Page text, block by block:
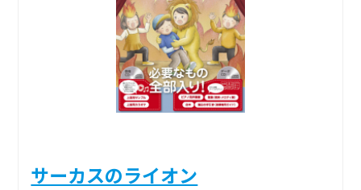
サーカスのライオン